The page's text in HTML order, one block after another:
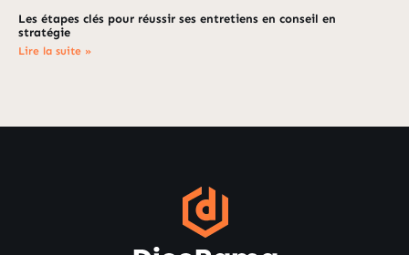
Les étapes clés pour réussir ses entretiens en conseil en
stratégie
Lire la suite »